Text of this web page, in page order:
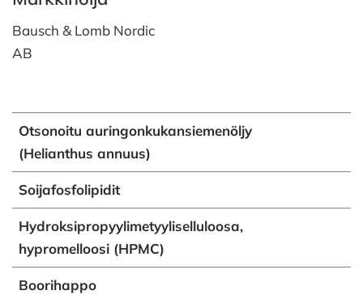
Bausch & Lomb Nordic
AB
Otsonoitu auringonkukansiemenöljy
(Helianthus annuus)
Soijafosfolipidit
Hydroksipropyylimetyyliselluloosa,
hypromelloosi (HPMC)
Boorihappo